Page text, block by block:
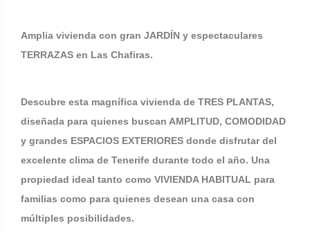
Amplia vivienda con gran JARDÍN y espectaculares
TERRAZAS en Las Chafiras.
Descubre esta magnífica vivienda de TRES PLANTAS,
diseñada para quienes buscan AMPLITUD, COMODIDAD
y grandes ESPACIOS EXTERIORES donde disfrutar del
excelente clima de Tenerife durante todo el año. Una
propiedad ideal tanto como VIVIENDA HABITUAL para
familias como para quienes desean una casa con
múltiples posibilidades.